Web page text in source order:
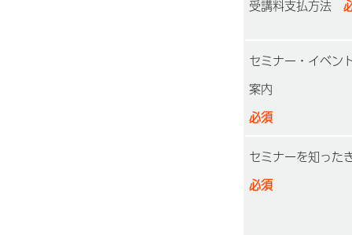
受講料支払方法
セミナー・イベン
案内
必須
セミナーを知った
必須